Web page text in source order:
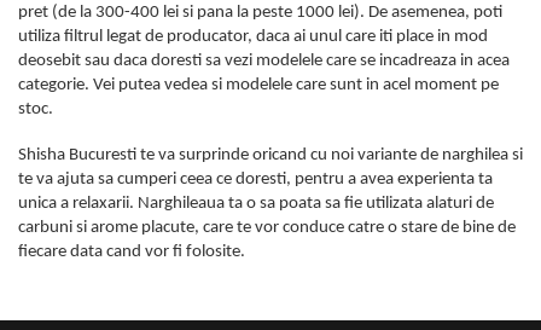
pret (de la 300-400 lei si pana la peste 1000 lei). De asemenea, poti
utiliza filtrul legat de producator, daca ai unul care iti place in mod
deosebit sau daca doresti sa vezi modelele care se incadreaza in acea
categorie. Vei putea vedea si modelele care sunt in acel moment pe
stoc.
Shisha Bucuresti te va surprinde oricand cu noi variante de narghilea si
te va ajuta sa cumperi ceea ce doresti, pentru a avea experienta ta
unica a relaxarii. Narghileaua ta o sa poata sa fie utilizata alaturi de
carbuni si arome placute, care te vor conduce catre o stare de bine de
fiecare data cand vor fi folosite.